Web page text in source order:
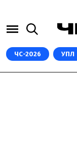
ЧС-2026 УПЛ